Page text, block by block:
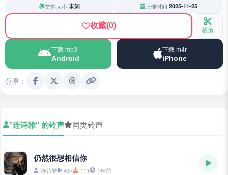
文件大小:未知 上传时间:2025-11-25
收藏(0) 裁剪
下载 mp3
Android
下载 m4r
iPhone
分享：
"连诗雅" 的铃声 同类铃声
仍然很想相信你
连诗雅 437 111 1年前